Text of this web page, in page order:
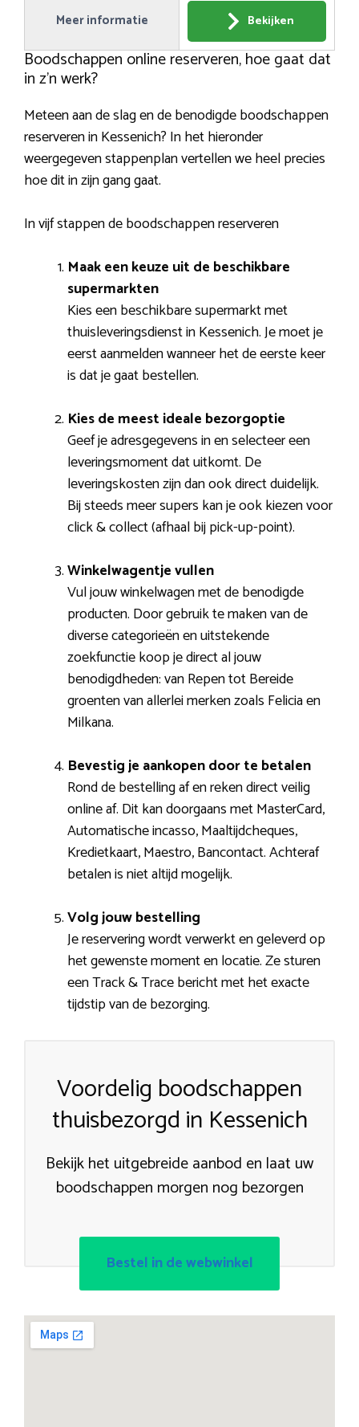
Meer informatie Bekijken
Boodschappen online reserveren, hoe gaat dat
in z’n werk?
Meteen aan de slag en de benodigde boodschappen
reserveren in Kessenich? In het hieronder
weergegeven stappenplan vertellen we heel precies
hoe dit in zijn gang gaat.
In vijf stappen de boodschappen reserveren
Maak een keuze uit de beschikbare
supermarkten
Kies een beschikbare supermarkt met
thuisleveringsdienst in Kessenich. Je moet je
eerst aanmelden wanneer het de eerste keer
is dat je gaat bestellen.
Kies de meest ideale bezorgoptie
Geef je adresgegevens in en selecteer een
leveringsmoment dat uitkomt. De
leveringskosten zijn dan ook direct duidelijk.
Bij steeds meer supers kan je ook kiezen voor
click & collect (afhaal bij pick-up-point).
Winkelwagentje vullen
Vul jouw winkelwagen met de benodigde
producten. Door gebruik te maken van de
diverse categorieën en uitstekende
zoekfunctie koop je direct al jouw
benodigdheden: van Repen tot Bereide
groenten van allerlei merken zoals Felicia en
Milkana.
Bevestig je aankopen door te betalen
Rond de bestelling af en reken direct veilig
online af. Dit kan doorgaans met MasterCard,
Automatische incasso, Maaltijdcheques,
Kredietkaart, Maestro, Bancontact. Achteraf
betalen is niet altijd mogelijk.
Volg jouw bestelling
Je reservering wordt verwerkt en geleverd op
het gewenste moment en locatie. Ze sturen
een Track & Trace bericht met het exacte
tijdstip van de bezorging.
Voordelig boodschappen
thuisbezorgd in Kessenich
Bekijk het uitgebreide aanbod en laat uw
boodschappen morgen nog bezorgen
Bestel in de webwinkel